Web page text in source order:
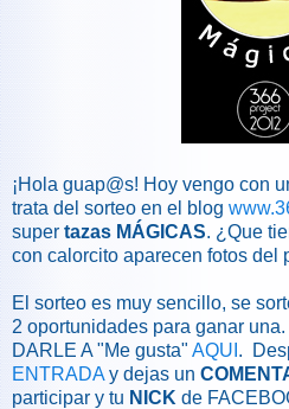
¡Hola guap@s! Hoy vengo con
trata del sorteo en el blog
super tazas MÁGICAS. ¿Que
con calorcito aparecen fotos del
El sorteo es muy sencillo, se
2 oportunidades para ganar
DARLE A "Me gusta" AQUI .
ENTRADAy dejas un
participar y tu NICK de